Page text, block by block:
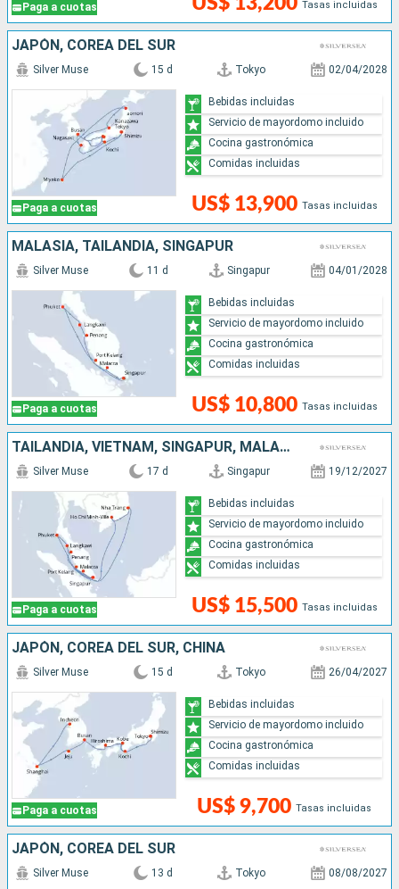
Paga a cuotas Tasas incluidas
JAPÓN, COREA DEL SUR
Paga a cuotas
Silver Muse 15 d Tokyo 02/04/2028
US$ 13,900 Tasas incluidas
Bebidas incluidas
Servicio de mayordomo incluido
Cocina gastronómica
Comidas incluidas
MALASIA, TAILANDIA, SINGAPUR
Paga a cuotas
Silver Muse 11 d Singapur 04/01/2028
US$ 10,800 Tasas incluidas
Bebidas incluidas
Servicio de mayordomo incluido
Cocina gastronómica
Comidas incluidas
TAILANDIA, VIETNAM, SINGAPUR, MALASIA
Paga a cuotas
Silver Muse 17 d Singapur 19/12/2027
US$ 15,500 Tasas incluidas
Bebidas incluidas
Servicio de mayordomo incluido
Cocina gastronómica
Comidas incluidas
JAPÓN, COREA DEL SUR, CHINA
Paga a cuotas
Silver Muse 15 d Tokyo 26/04/2027
US$ 9,700 Tasas incluidas
Bebidas incluidas
Servicio de mayordomo incluido
Cocina gastronómica
Comidas incluidas
JAPÓN, COREA DEL SUR
Silver Muse 13 d Tokyo 08/08/2027